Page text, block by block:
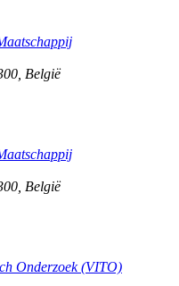
België
België
Onderzoek (VITO)